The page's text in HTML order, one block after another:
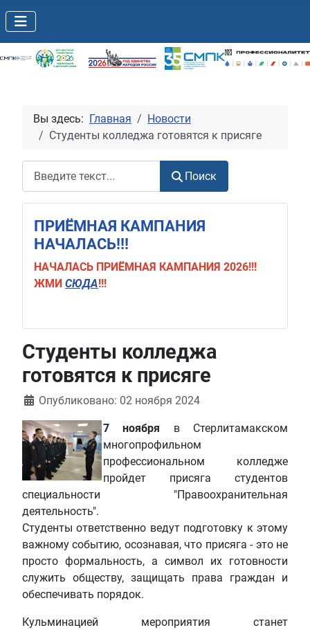
Вы здесь: Главная
Новости
Студенты колледжа готовятся к присяге
Поиск
ПРИЁМНАЯ КАМПАНИЯ
НАЧАЛАСЬ!!!
НАЧАЛАСЬ ПРИЁМНАЯ КАМПАНИЯ 2026!!!
ЖМИ СЮДА!!!
Студенты колледжа
готовятся к присяге
Информация о материале
Опубликовано: 02 ноября 2024
7 ноября в Стерлитамакском
многопрофильном
профессиональном колледже
пройдет присяга студентов
специальности "Правоохранительная
деятельность".
Студенты ответственно ведут подготовку к этому
важному событию, осознавая, что присяга - это не
просто формальность, а символ их готовности
служить обществу, защищать права граждан и
обеспечивать порядок.
Кульминацией мероприятия станет